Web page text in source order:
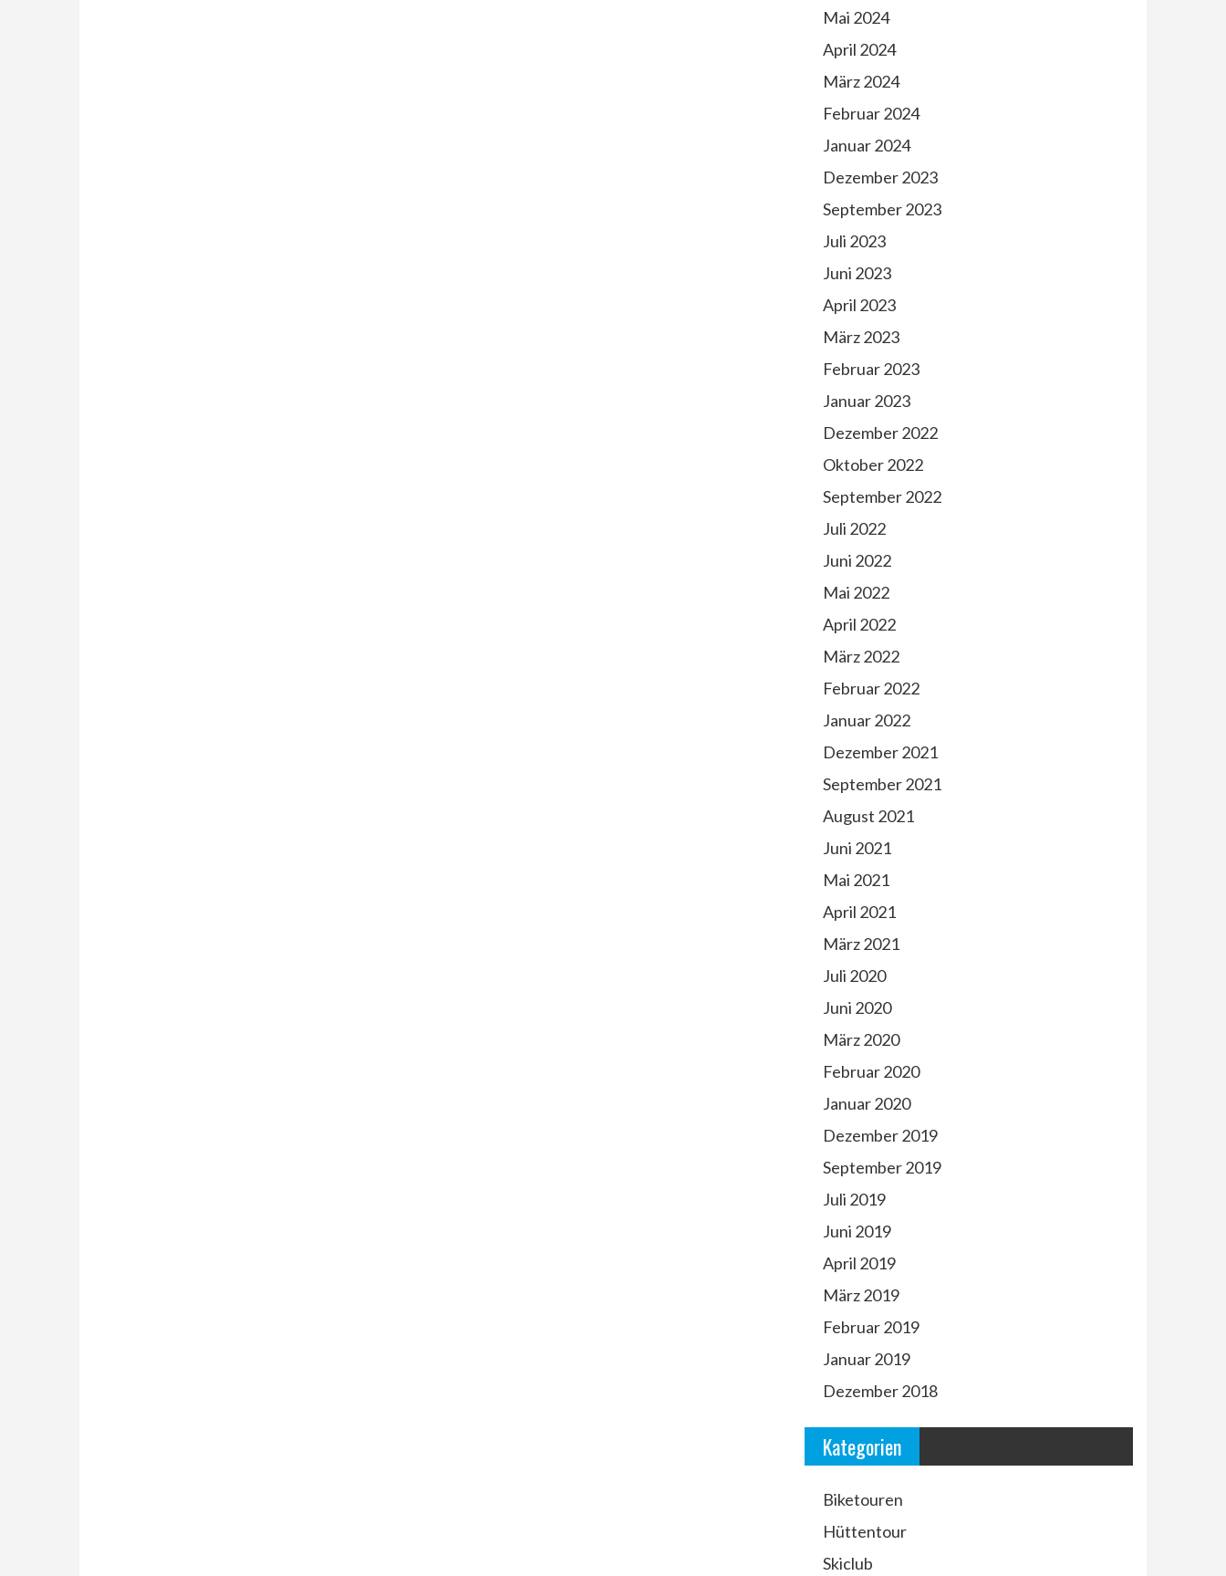
Mai 2024
April 2024
März 2024
Februar 2024
Januar 2024
Dezember 2023
September 2023
Juli 2023
Juni 2023
April 2023
März 2023
Februar 2023
Januar 2023
Dezember 2022
Oktober 2022
September 2022
Juli 2022
Juni 2022
Mai 2022
April 2022
März 2022
Februar 2022
Januar 2022
Dezember 2021
September 2021
August 2021
Juni 2021
Mai 2021
April 2021
März 2021
Juli 2020
Juni 2020
März 2020
Februar 2020
Januar 2020
Dezember 2019
September 2019
Juli 2019
Juni 2019
April 2019
März 2019
Februar 2019
Januar 2019
Dezember 2018
Kategorien
Biketouren
Hüttentour
Skiclub